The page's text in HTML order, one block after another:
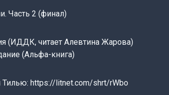
Часть 2 (финал)
(ИДДК, читает Алевтина Жарова)
(Альфа-книга)
https://litnet.com/shrt/rWbo